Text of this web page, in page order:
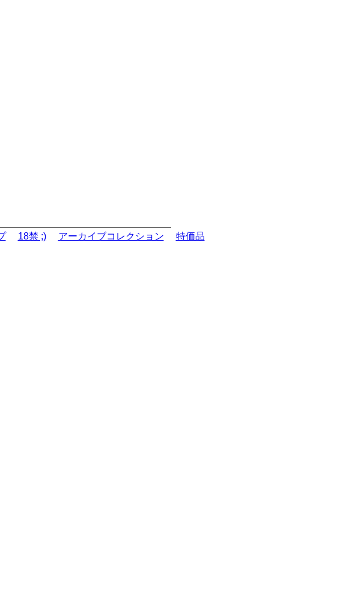
18禁 ;) アーカイブコレクション
特価品